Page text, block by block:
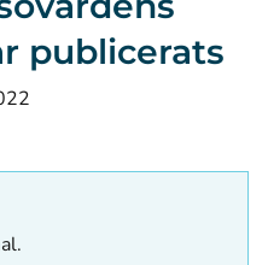
publicerats